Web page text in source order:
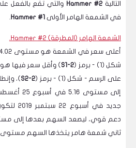
التالية Hammer #2 والتي تقع بالفعل
في الشمعة الهامر الأولى Hammer #1
الشمعة الهامر (المطرقة) Hammer #2.
شكل (1) - برمز (
S1-2
على الرسم - شكل (1) - برمز (
S2-2)،
جديد في
ثاني شمعة هامر يتخذها السهم